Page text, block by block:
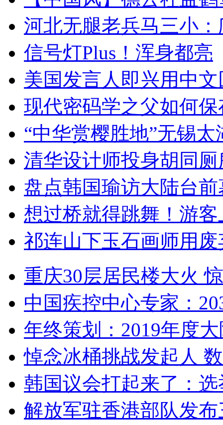
河北无腿老兵马三小
信号灯Plus！浑身都亮
美国发言人即兴用中
现代密码学之父如何
“中华赏樱胜地”无锡
清华设计师投身胡同
盘点韩国瑜访大陆台
想过桥就得跳舞！游客
祁连山下玉石画师用
重庆30层居民楼大火
中国疾控中心专家：
年终策划：2019年度
悼念冰桶挑战发起人
韩国议会打起来了：
解放军驻香港部队发